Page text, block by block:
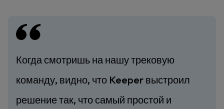
Когда смотришь на нашу трековую
команду, видно, что Keeper выстроил
решение так, что самый простой и